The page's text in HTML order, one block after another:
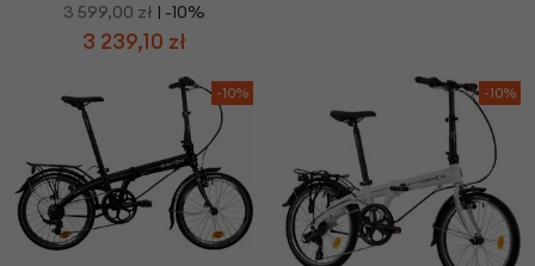
3 599,00 zł | -10%
3 239,10 zł
-10% -10%